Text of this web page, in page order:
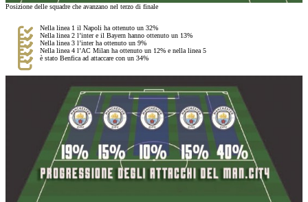
Posizione delle squadre che avanzano nel terzo di finale
Nella linea 1 il Napoli ha ottenuto un 32%
Nella linea 2 l’inter e il Bayern hanno ottenuto un 13%
Nella linea 3 l’inter ha ottenuto un 9%
Nella linea 4 l’AC Milan ha ottenuto un 12% e nella linea 5
è stato Benfica ad attaccare con un 34%